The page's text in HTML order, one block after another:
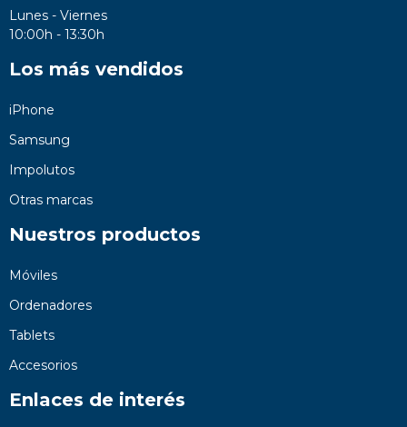
Lunes - Viernes
10:00h - 13:30h
Los más vendidos
iPhone
Samsung
Impolutos
Otras marcas
Nuestros productos
Móviles
Ordenadores
Tablets
Accesorios
Enlaces de interés